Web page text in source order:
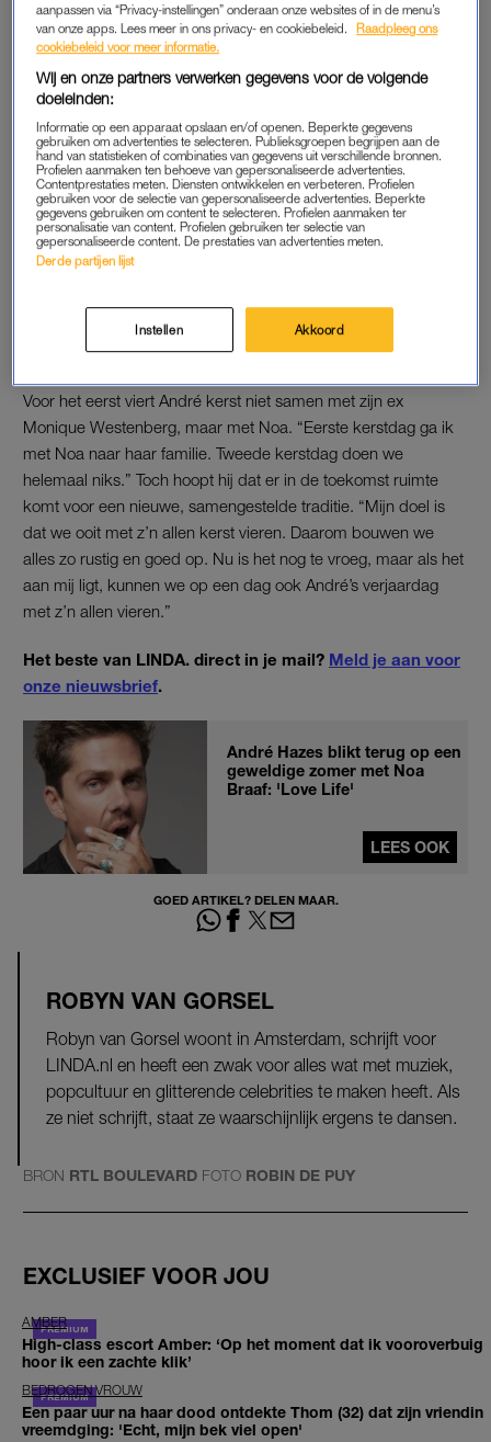
destijds, die zijn eerste grote show in Het Concertgebouw gaf,
maakte het moment extra speciaal. “Mijn vader is hier
ook 31 was toen hij hier stond… Dan voelt het ineens heel
KERST MET NOA BRAAF
Dat André beter in zijn vel zit dan ooit, heeft volgens hem veel
te maken metNoa Braaf,met wie hij sinds dit jaar officieel
samen is. “Ze is gewoon echt een wereldwijf. Zij is een
is een cadeautje. En de vader die ik kan zijn is een
hoogtepunt.”
Voor het eerst viert André kerst niet samen met zijn ex
Monique Westenberg, maar met Noa. “Eerste kerstdag ga ik
met Noa naar haar familie. Tweede kerstdag doen we
helemaal niks.” Toch hoopt hij dat er in de toekomst ruimte
komt voor een nieuwe, samengestelde traditie. “Mijn doel is
dat we ooit met z’n allen kerst vieren. Daarom bouwen we
alles zo rustig en goed op. Nu is het nog te vroeg, maar als het
aan mij ligt, kunnen we op een dag ook André’s verjaardag
met z’n allen vieren.”
Het beste van LINDA. direct in je mail? Meld je aan voor
onze nieuwsbrief.
André Hazes blikt terug op een
geweldige zomer met Noa
Braaf: 'Love Life'
LEES OOK
GOED ARTIKEL? DELEN MAAR.
ROBYN VAN GORSEL
Robyn van Gorsel woont in Amsterdam, schrijft voor
LINDA.nl en heeft een zwak voor alles wat met muziek,
popcultuur en glitterende celebrities te maken heeft. Als
ze niet schrijft, staat ze waarschijnlijk ergens te dansen.
BRON RTL BOULEVARD FOTO ROBIN DE PUY
EXCLUSIEF VOOR JOU
AMBER
High-class escort Amber: ‘Op het moment dat ik vooroverbuig
hoor ik een zachte klik’
BEDROGEN VROUW
Een paar uur na haar dood ontdekte Thom (32) dat zijn vriendin
vreemdging: 'Echt, mijn bek viel open'
aanpassen via “Privacy-instellingen” onderaan onze websites of in de menu’s
van onze apps. Lees meer in ons privacy- en cookiebeleid.
Raadpleeg ons
cookiebeleid voor meer informatie.
Wij en onze partners verwerken gegevens voor de volgende
doeleinden:
Informatie op een apparaat opslaan en/of openen. Beperkte gegevens
gebruiken om advertenties te selecteren. Publieksgroepen begrijpen aan de
hand van statistieken of combinaties van gegevens uit verschillende bronnen.
Profielen aanmaken ten behoeve van gepersonaliseerde advertenties.
Contentprestaties meten. Diensten ontwikkelen en verbeteren. Profielen
gebruiken voor de selectie van gepersonaliseerde advertenties. Beperkte
gegevens gebruiken om content te selecteren. Profielen aanmaken ter
personalisatie van content. Profielen gebruiken ter selectie van
gepersonaliseerde content. De prestaties van advertenties meten.
Derde partijen lijst
Instellen Akkoord